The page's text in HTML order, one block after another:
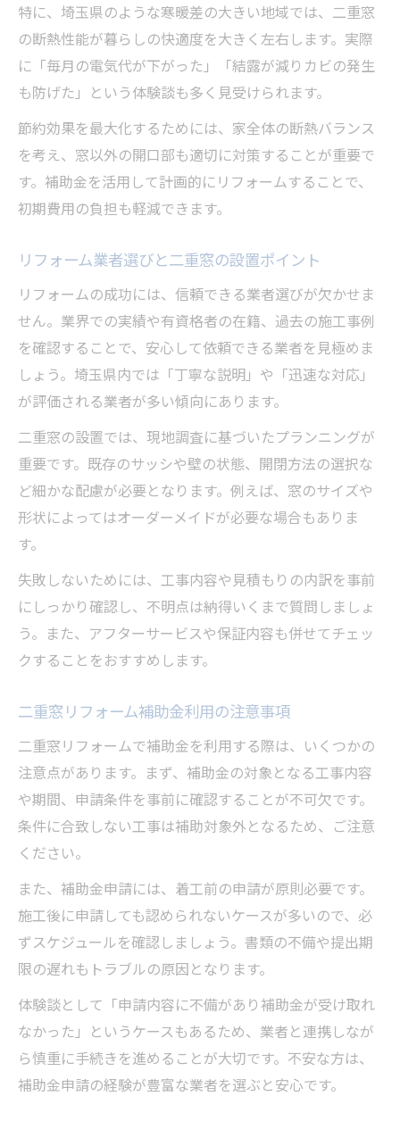
特に、埼玉県のような寒暖差の大きい地域では、二重窓
の断熱性能が暮らしの快適度を大きく左右します。実際
に「毎月の電気代が下がった」「結露が減りカビの発生
も防げた」という体験談も多く見受けられます。
節約効果を最大化するためには、家全体の断熱バランス
を考え、窓以外の開口部も適切に対策することが重要で
す。補助金を活用して計画的にリフォームすることで、
初期費用の負担も軽減できます。
リフォーム業者選びと二重窓の設置ポイント
リフォームの成功には、信頼できる業者選びが欠かせま
せん。業界での実績や有資格者の在籍、過去の施工事例
を確認することで、安心して依頼できる業者を見極めま
しょう。埼玉県内では「丁寧な説明」や「迅速な対応」
が評価される業者が多い傾向にあります。
二重窓の設置では、現地調査に基づいたプランニングが
重要です。既存のサッシや壁の状態、開閉方法の選択な
ど細かな配慮が必要となります。例えば、窓のサイズや
形状によってはオーダーメイドが必要な場合もありま
す。
失敗しないためには、工事内容や見積もりの内訳を事前
にしっかり確認し、不明点は納得いくまで質問しましょ
う。また、アフターサービスや保証内容も併せてチェッ
クすることをおすすめします。
二重窓リフォーム補助金利用の注意事項
二重窓リフォームで補助金を利用する際は、いくつかの
注意点があります。まず、補助金の対象となる工事内容
や期間、申請条件を事前に確認することが不可欠です。
条件に合致しない工事は補助対象外となるため、ご注意
ください。
また、補助金申請には、着工前の申請が原則必要です。
施工後に申請しても認められないケースが多いので、必
ずスケジュールを確認しましょう。書類の不備や提出期
限の遅れもトラブルの原因となります。
体験談として「申請内容に不備があり補助金が受け取れ
なかった」というケースもあるため、業者と連携しなが
ら慎重に手続きを進めることが大切です。不安な方は、
補助金申請の経験が豊富な業者を選ぶと安心です。